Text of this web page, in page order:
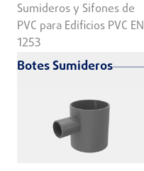
Sumideros y Sifones de
PVC para Edificios PVC EN
1253
Botes Sumideros